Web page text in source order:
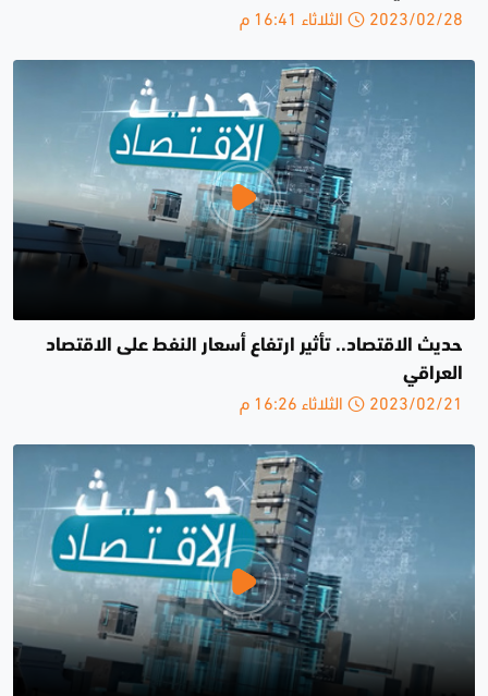
2023/02/28 الثلاثاء 16:41 م
حديث الاقتصاد.. تأثير ارتفاع أسعار النفط على الاقتصاد
العراقي
2023/02/21 الثلاثاء 16:26 م